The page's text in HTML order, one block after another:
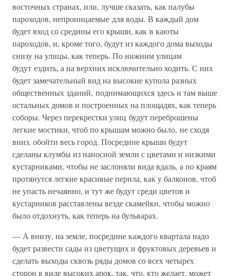
восточных странах, или, лучше сказать, как палубы
пароходов, непроницаемые для воды. В каждый дом
будет вход со средины его крыши, как в каюты
пароходов, и, кроме того, будут из каждого дома выходы
снизу на улицы, как теперь. По нижним улицам
будут ездить, а на верхних исключительно ходить. С них
будет замечательный вид на высокие купола разных
общественных зданий, поднимающихся здесь и там выше
остальных домов и построенных на площадях, как теперь
соборы. Через перекрестки улиц будут переброшены
легкие мостики, чтоб по крышам можно было, не сходя
вниз, обойти весь город. Посредине крыши будут
сделаны клумбы из наносной земли с цветами и низкими
кустарниками, чтобы не заслоняли вида вдаль, а по краям
протянутся легкие красивые перила, как у балконов, чтоб
не упасть нечаянно, и тут же будут среди цветов и
кустарников расставлены везде скамейки, чтобы можно
было отдохнуть, как теперь на бульварах.
— А внизу, на земле, посредине каждого квартала надо
будет развести сады из цветущих и фруктовых деревьев и
сделать выходы сквозь ряды домов со всех четырех
сторон в виде высоких арок, так, что, кто желает, может